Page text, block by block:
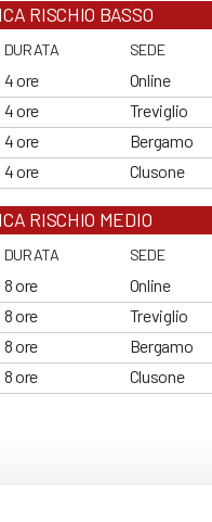
RISCHIO BASSO
DURATA SEDE
4 ore Online
4 ore Treviglio
4 ore Bergamo
4 ore Clusone
RISCHIO MEDIO
DURATA SEDE
8 ore Online
8 ore Treviglio
8 ore Bergamo
8 ore Clusone